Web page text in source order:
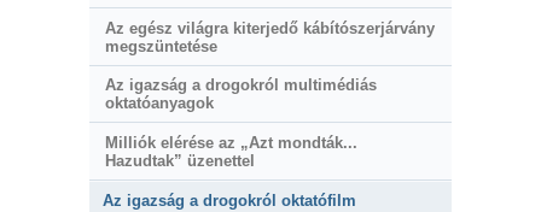
Az egész világra kiterjedő kábítószerjárvány
megszüntetése
Az igazság a drogokról multimédiás
oktatóanyagok
Milliók elérése az „Azt mondták...
Hazudtak” üzenettel
Az igazság a drogokról oktatófilm